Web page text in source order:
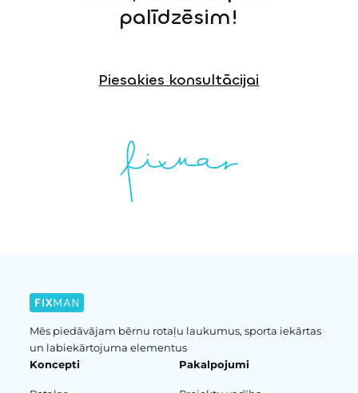
palīdzēsim!
Piesakies konsultācijai
Mēs piedāvājam bērnu rotaļu laukumus, sporta iekārtas
un labiekārtojuma elementus
Koncepti
Pakalpojumi